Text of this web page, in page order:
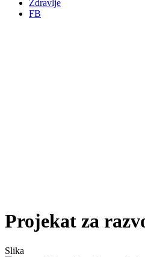
Zdravlje
FB
Projekat za
Slika